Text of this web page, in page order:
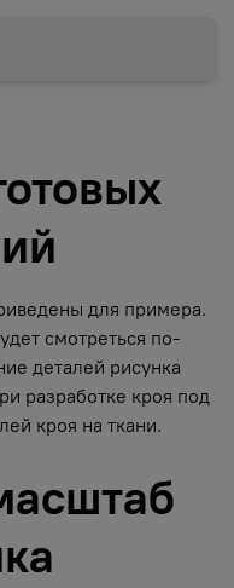
для примера.
смотреться по-
деталей рисунка
разработке кроя под
кроя на ткани.